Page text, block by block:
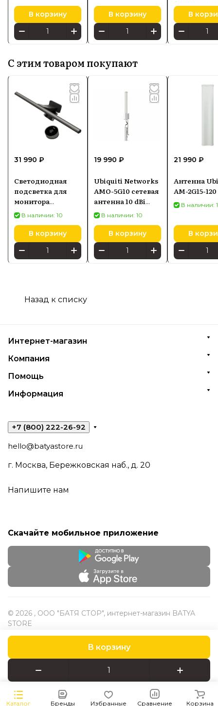
В корзину
В корзину В корзину В
С этим товаром покупают
31 990 ₽
Светодиодная
подсветка для
монитора
SCREENBAR HALO
2
В наличии: 10
В корзину
19 990 ₽
Ubiquiti Networks
AMO-5G10 сетевая
антенна 10 dBi
Секторная
антенна
В наличии: 10
В корзину
21 990 ₽
Антенна
AM-2G15-120
В наличии:
В
Назад к списку
Каталог Бренды Избранные Сравнение Корзина
Интернет-магазин
Компания
Помощь
Информация
+7 (800) 222-26-92
hello@batyastore.ru
г. Москва, Бережковская наб., д. 20
Напишите нам
Скачайте мобильное приложение
© 2026 , ООО "БАТЯ СТОР", интернет-магазин BATYA
STORE
Конфиденциальность Оферта